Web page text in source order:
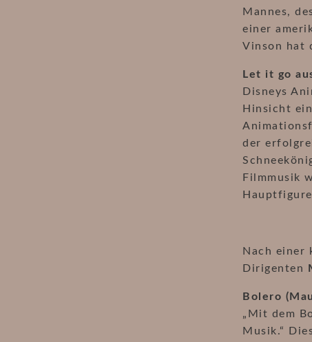
Mannes,
einer
Vinson hat
Let it go
Disneys
Hinsicht
der
Filmmusik
Nach einer
Dirigenten
Bolero
„Mit dem
Musik.“